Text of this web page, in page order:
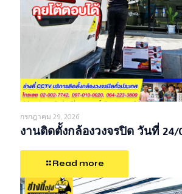
กรกฎาคม 29, 2026
งานติดตั้งกล้องวงจรปิด วันที่ 24/
Read more